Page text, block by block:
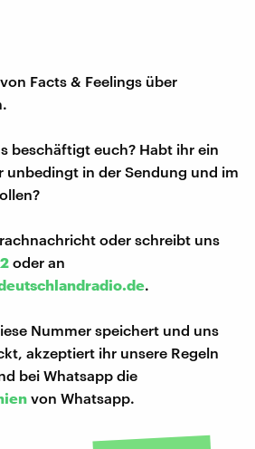
Facts & Feelings über
beschäftigt euch? Habt ihr ein
unbedingt in der Sendung und im
oder schreibt uns
oder an
.
Nummer speichert und uns
akzeptiert ihr unsere Regeln
bei Whatsapp die
von Whatsapp.